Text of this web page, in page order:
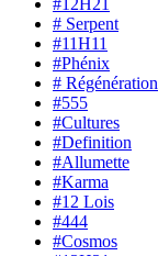
#12H21
# Serpent
#11H11
#Phénix
# Régénération
#555
#Cultures
#Definition
#Allumette
#Karma
#12 Lois
#444
#Cosmos